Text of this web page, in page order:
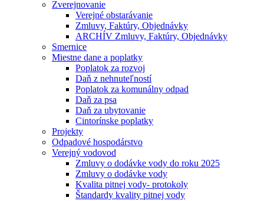
Zverejnovanie
Verejné obstarávanie
Zmluvy, Faktúry, Objednávky
ARCHÍV Zmluvy, Faktúry, Objednávky
Smernice
Miestne dane a poplatky
Poplatok za rozvoj
Daň z nehnuteľností
Poplatok za komunálny odpad
Daň za psa
Daň za ubytovanie
Cintorínske poplatky
Projekty
Odpadové hospodárstvo
Verejný vodovod
Zmluvy o dodávke vody do roku 2025
Zmluvy o dodávke vody
Kvalita pitnej vody- protokoly
Štandardy kvality pitnej vody